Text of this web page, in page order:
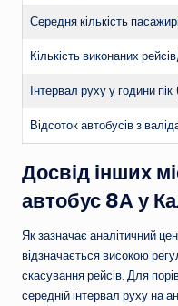
Середня кількість
Кількість виконаних
Інтервал руху у години пік
Відсоток автобусів з
Досвід інших
автобус 8А у
Як зазначає аналітичний
відзначається високою
скасування рейсів. Для
середній інтервал руху на